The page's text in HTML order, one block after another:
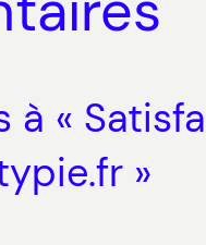
à «
»